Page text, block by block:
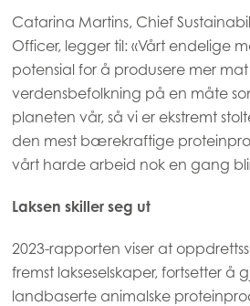
Asia
Mowi China
Mowi Japan
Europe
Mowi Belgium (FR)
Catarina Martins, Chief
Officer, legger til: «Vårt endelige
potensial for å produsere mer
verdensbefolkning på en måte
planeten vår, så vi er ekstremt
den mest bærekraftige
vårt harde arbeid nok en gang
Laksen skiller seg ut
2023-rapporten viser at
fremst lakseselskaper, fortsetter å
landbaserte animalske